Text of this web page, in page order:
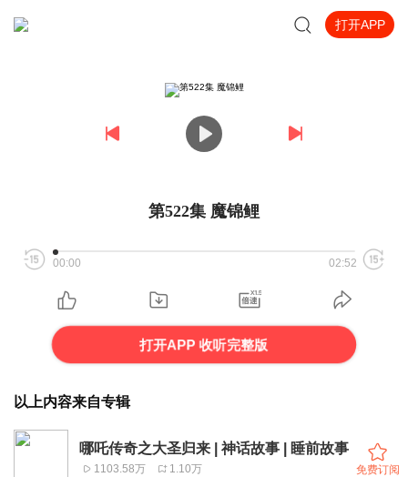
打开APP
第522集 魔锦鲤
00:00 02:52
打开APP 收听完整版
以上内容来自专辑
哪吒传奇之大圣归来 | 神话故事 | 睡前故事
1103.58万 1.10万 免费订阅